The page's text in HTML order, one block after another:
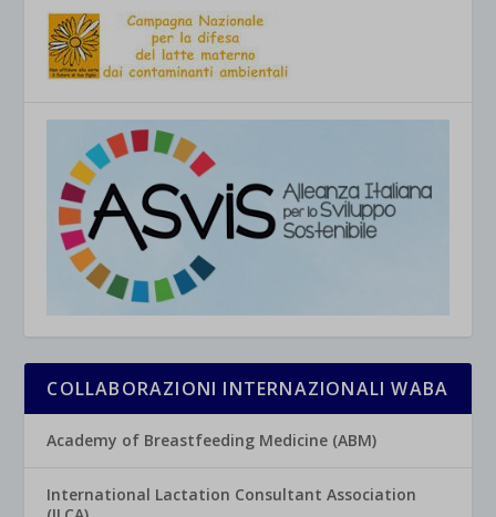
COLLABORAZIONI INTERNAZIONALI WABA
Academy of Breastfeeding Medicine (ABM)
International Lactation Consultant Association